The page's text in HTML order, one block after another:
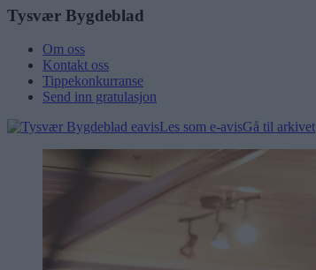
Tysvær Bygdeblad
Om oss
Kontakt oss
Tippekonkurranse
Send inn gratulasjon
Les som e-avisGå til arkivet